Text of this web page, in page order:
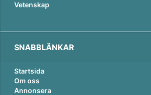
Vetenskap
SNABBLÄNKAR
Startsida
Om oss
Annonsera